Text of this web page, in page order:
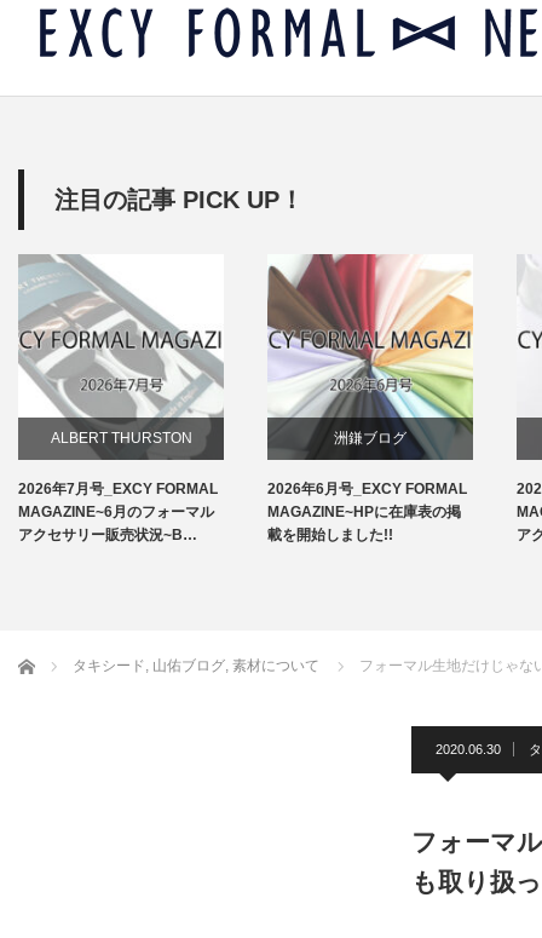
注目の記事 PICK UP！
ALBERT THURSTON
お知らせ
2026年7月号_EXCY FORMAL
MAGAZINE~6月のフォーマル
アクセサリー販売状況~B…
洲鎌ブログ
2026年6月号_EXCY FORMAL
MAGAZINE~HPに在庫表の掲
載を開始しました!!
ア
ホーム タキシード, 山佑ブログ, 素材について フォーマル生地だけじゃな
2020.06.30
フォーマ
も取り扱